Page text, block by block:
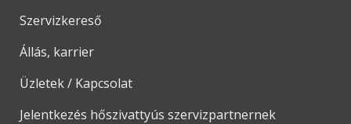
Szervizkereső
Állás, karrier
Üzletek / Kapcsolat
Jelentkezés hőszivattyús szervizpartnernek